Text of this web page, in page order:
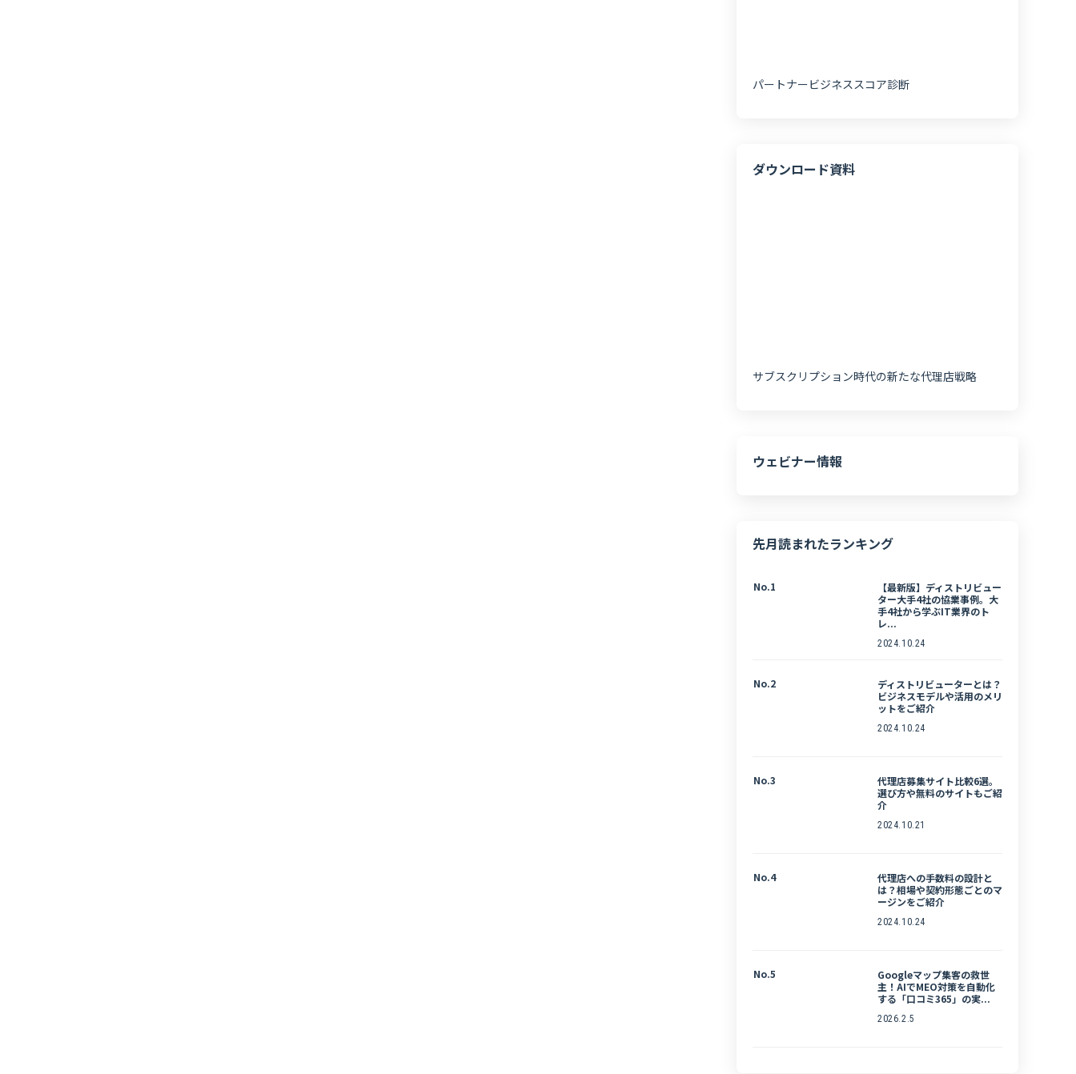
パートナービジネススコア診断
ダウンロード資料
サブスクリプション時代の新たな代理店戦略
ウェビナー情報
先月読まれたランキング
No.1
【最新版】ディストリビュー
ター大手4社の協業事例。大
手4社から学ぶIT業界のト
レ...
2024.10.24
No.2
ディストリビューターとは？
ビジネスモデルや活用のメリ
ットをご紹介
2024.10.24
No.3
代理店募集サイト比較6選。
選び方や無料のサイトもご紹
介
2024.10.21
No.4
代理店への手数料の設計と
は？相場や契約形態ごとのマ
ージンをご紹介
2024.10.24
No.5
Googleマップ集客の救世
主！AIでMEO対策を自動化
する「口コミ365」の実...
2026.2.5